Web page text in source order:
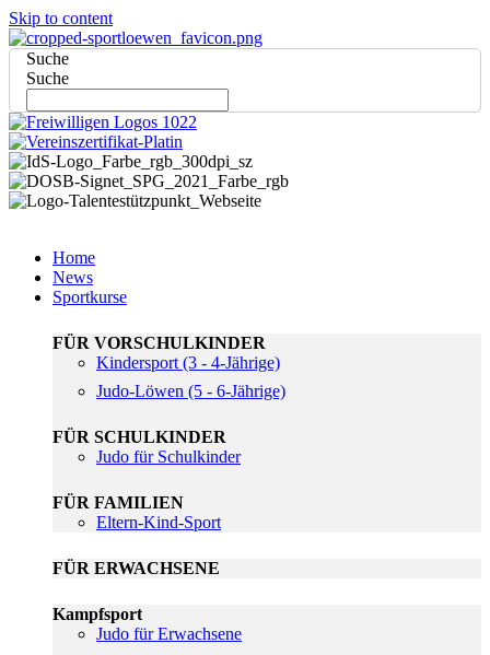
Skip to content
Suche
Suche
Home
News
Sportkurse
FÜR VORSCHULKINDER
Kindersport (3 - 4-Jährige)
Judo-Löwen (5 - 6-Jährige)
FÜR SCHULKINDER
Judo für Schulkinder
FÜR FAMILIEN
Eltern-Kind-Sport
FÜR ERWACHSENE
Kampfsport
Judo für Erwachsene